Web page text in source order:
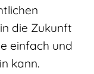
die Zukunft
einfach und
kann.